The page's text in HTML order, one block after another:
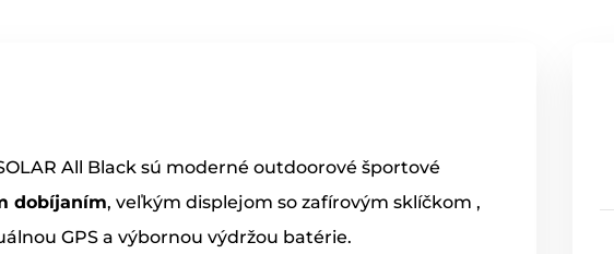
All Black sú moderné outdoorové športové
dobíjaním, veľkým displejom so zafírovým sklíčkom ,
GPS a výbornou výdržou batérie.